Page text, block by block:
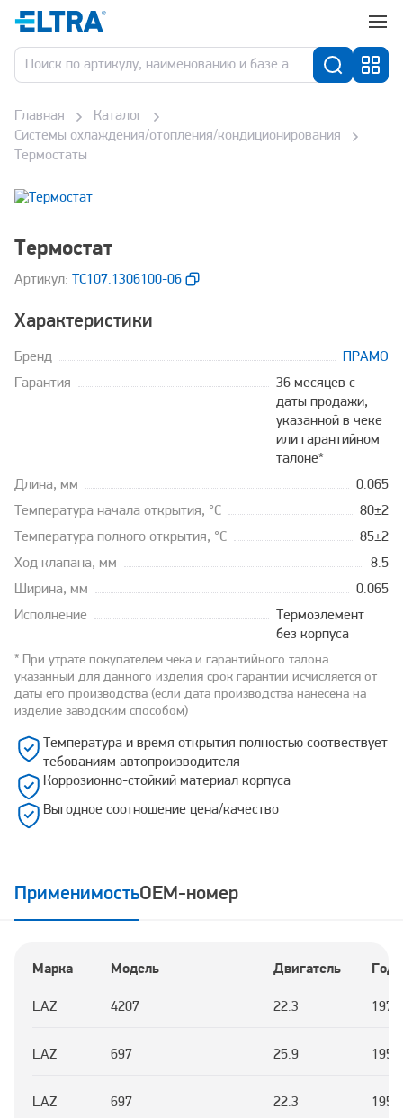
Главная
Каталог
Системы охлаждения/отопления/кондиционирования
Термостаты
Термостат
Aртикул: ТС107.1306100-06
Характеристики
Бренд
ПРАМО
Гарантия
36 месяцев с
даты продажи,
указанной в чеке
или гарантийном
талоне*
Длина, мм
0.065
Температура начала открытия, °С
80±2
Температура полного открытия, °С
85±2
Ход клапана, мм
8.5
Ширина, мм
0.065
Исполнение
Термоэлемент
без корпуса
* При утрате покупателем чека и гарантийного талона
указанный для данного изделия срок гарантии исчисляется от
даты его производства (если дата производства нанесена на
изделие заводским способом)
Температура и время открытия полностью соотвествует
тебованиям автопроизводителя
Коррозионно-стойкий материал корпуса
Выгодное соотношение цена/качество
ПрименимостьOEM-номер
Марка Модель Двигатель Год
LAZ 4207 22.3
LAZ 697 25.9
LAZ 697 22.3